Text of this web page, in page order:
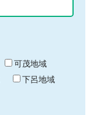
可茂地域
下呂地域